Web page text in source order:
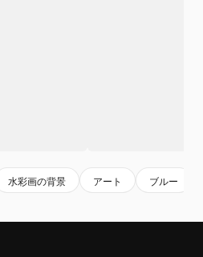
水彩画の背景 アート ブルー